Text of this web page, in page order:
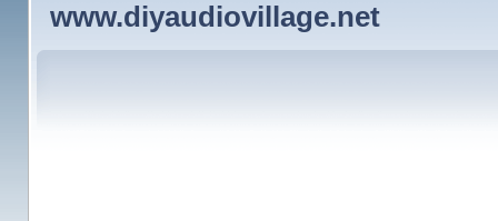
www.diyaudiovillage.net